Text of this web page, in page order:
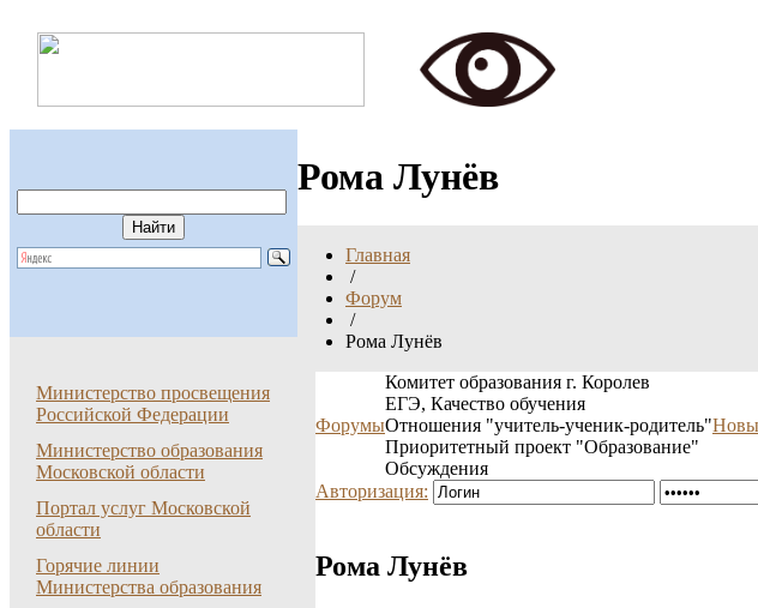
Рома Лунёв
Главная
/
Форум
/
Рома Лунёв
Министерство просвещения
Российской Федерации
Министерство образования
Московской области
Портал услуг Московской
области
Горячие линии
Министерства образования
Форумы
Комитет образования г. Королев
ЕГЭ, Качество обучения
Отношения "учитель-ученик-родитель"
Приоритетный проект "Образование"
Обсуждения
Авторизация:
Рома Лунёв